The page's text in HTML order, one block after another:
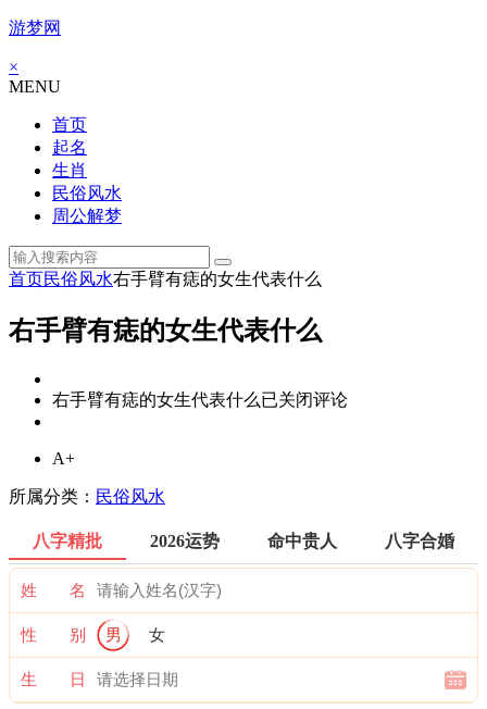
游梦网
×
MENU
首页
起名
生肖
民俗风水
周公解梦
首页民俗风水右手臂有痣的女生代表什么
右手臂有痣的女生代表什么
右手臂有痣的女生代表什么已关闭评论
A+
所属分类： 民俗风水
八字精批 2026运势 命中贵人 八字合婚
姓 名
性 别 男 女
生 日